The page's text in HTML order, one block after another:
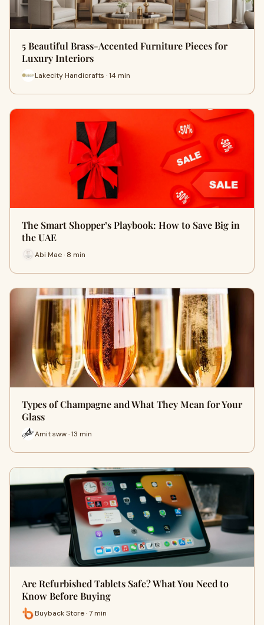
5 Beautiful Brass-Accented Furniture Pieces for
Luxury Interiors
Lakecity Handicrafts · 14 min
The Smart Shopper’s Playbook: How to Save Big in
the UAE
Abi Mae · 8 min
Types of Champagne and What They Mean for Your
Glass
Amit sww · 13 min
Are Refurbished Tablets Safe? What You Need to
Know Before Buying
Buyback Store · 7 min